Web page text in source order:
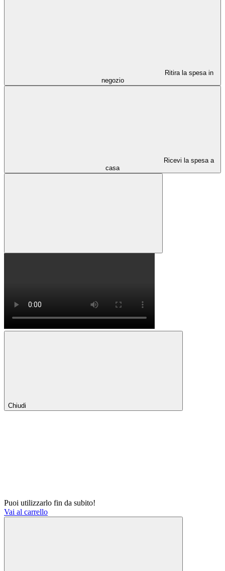
Ritira la spesa in
negozio
Ricevi la spesa a
casa
Chiudi
Puoi utilizzarlo fin da subito!
Vai al carrello